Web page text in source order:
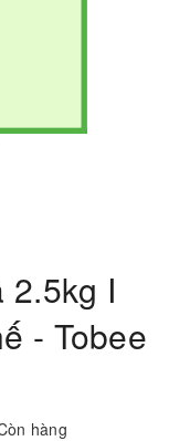
2.5kg I
- Tobee
hàng